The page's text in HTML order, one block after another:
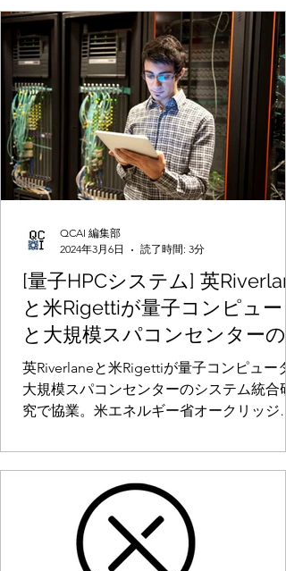
[量子HPCシステム] 英
と米Rigettiが量子コンピュー
と大規模スパコンセンターの
ステム統合研究で協業。米エ
ルギー省オークリッジ国立研
所(ORNL )のスパコン Summit
英Riverlaneと米Rigettiが量子コンピュー
大規模スパコンセンターのシステム統合研
究で協業。米エネルギー省オークリッジ国
る
QCAI 編集部
2024年3月6日
読了時間: 3分